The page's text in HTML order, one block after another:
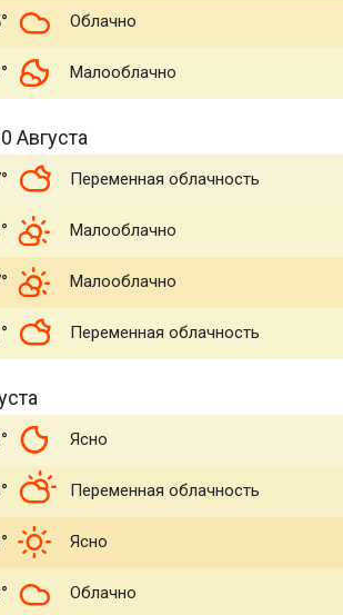
Облачно
Малооблачно
Августа
Переменная облачность
Малооблачно
Малооблачно
Переменная облачность
Ясно
Переменная облачность
Ясно
Облачно